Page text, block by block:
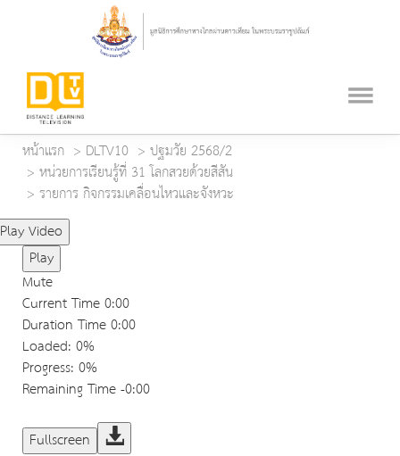
หน้าแรก DLTV10
ปฐมวัย 2568/2
หน่วยการเรียนรู้ที่ 31 โลกสวยด้วยสีสัน
รายการ กิจกรรมเคลื่อนไหวและจังหวะ
Play Video
Play
Mute
Current Time0:00
Duration Time0:00
Loaded: 0%
Progress: 0%
Remaining Time-0:00
Fullscreen